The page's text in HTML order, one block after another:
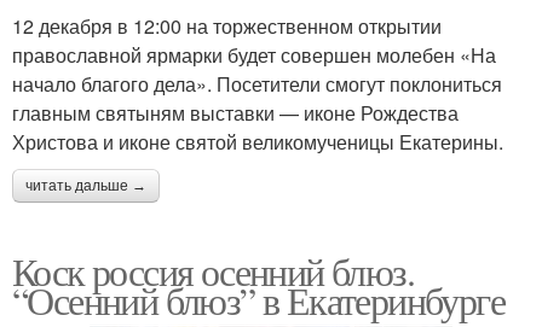
ярмарка
Садовая ярмарка
12 декабря в 12:00 на торжественном открытии
православной ярмарки будет совершен молебен «На
начало благого дела». Посетители смогут поклониться
главным святыням выставки — иконе Рождества
Христова и иконе святой великомученицы Екатерины.
читать дальше →
Коск россия осенний блюз.
“Осенний блюз” в Екатеринбурге